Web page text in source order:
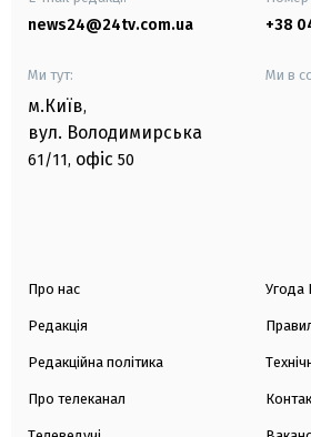
news24@24tv.com.ua +38
Ми тут:
м.Київ,
вул. Володимирська
61/11, офіс 50
Ми в
Про нас
Редакція
Редакційна політика
Про телеканал
Угода